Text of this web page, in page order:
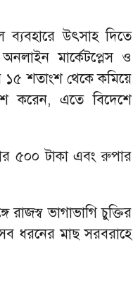
ব্যবহারে উৎসাহ দিতে
মার্কেটপ্লেস ও
১৫ শতাংশ থেকে কমিয়ে
করেন, এতে বিদেশে
৫০০ টাকা এবং রুপার
রাজস্ব ভাগাভাগি চুক্তির
ধরনের মাছ সরবরাহে